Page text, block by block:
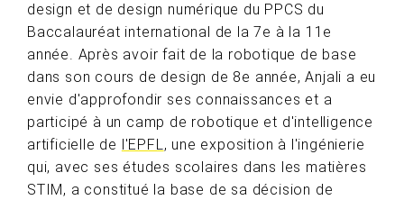
design et de design numérique du PPCS du
Baccalauréat international de la 7e à la 11e
année. Après avoir fait de la robotique de base
dans son cours de design de 8e année, Anjali a eu
envie d'approfondir ses connaissances et a
participé à un camp de robotique et d'intelligence
artificielle de
l'EPFL, une exposition à l'ingénierie
qui, avec ses études scolaires dans les matières
STIM, a constitué la base de sa décision de